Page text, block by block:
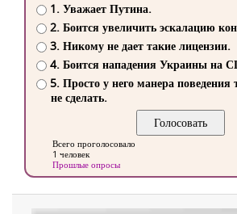
1. Уважает Путина.
2. Боится увеличить эскалацию
3. Никому не дает такие лицензии.
4. Боится нападения Украины на
5. Просто у него манера поведения
не сделать.
Всего проголосовало
1 человек
Прошлые опросы